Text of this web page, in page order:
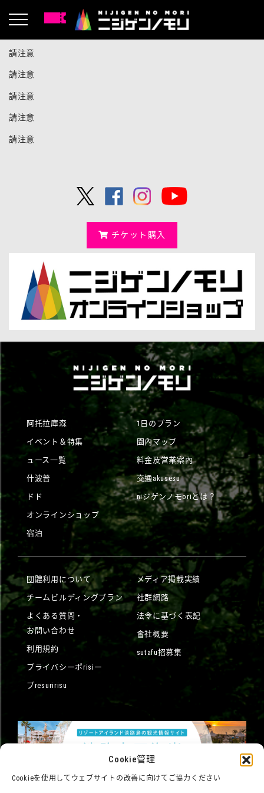
Cookie管理
Cookieを使用してウェブサイトの改善に向けてご協力ください
給住在淡路島的人|關於押里的邀請函
請注意
請注意
請注意
請注意
請注意
チケット購入
阿托拉庫森
イベント＆特集
ュース一覧
什波普
ドド
オンラインショップ
宿泊
1日のプラン
園內マップ
料金及営業案內
交通akusesu
niジゲンノモoriとは？
団體利用について
チームビルディングプラン
よくある質問・
お問い合わせ
利用規約
プライバシーポrisiー
プresuririsu
メディア掲載実績
社群網路
法令に基づく表記
會社概要
sutafu招募集